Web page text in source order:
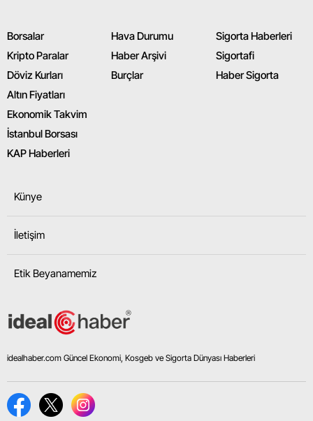
Borsalar
Kripto Paralar
Döviz Kurları
Altın Fiyatları
Ekonomik Takvim
İstanbul Borsası
KAP Haberleri
Hava Durumu
Haber Arşivi
Burçlar
Sigorta Haberleri
Sigortafi
Haber Sigorta
Künye
İletişim
Etik Beyanamemiz
idealhaber.com Güncel Ekonomi, Kosgeb ve Sigorta Dünyası Haberleri